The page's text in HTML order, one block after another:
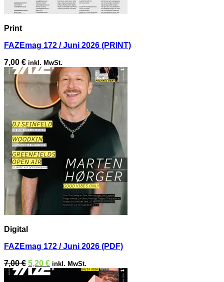
Print
FAZEmag 172 / Juni 2026 (PRINT)
7,00 € inkl. MwSt.
Digital
FAZEmag 172 / Juni 2026 (PDF)
7,00€ Ursprünglicher
Preis
5,20 €Aktueller
Preis
inkl. MwSt.